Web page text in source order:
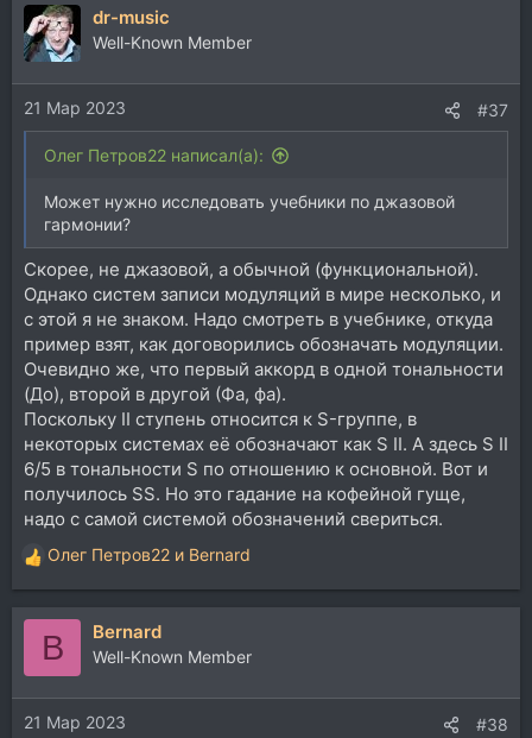
dr-music
Well-Known Member
21 Мар 2023 #37
Олег Петров22 написал(а):
Может нужно исследовать учебники по джазовой
гармонии?
Скорее, не джазовой, а обычной (функциональной).
Однако систем записи модуляций в мире несколько, и
с этой я не знаком. Надо смотреть в учебнике, откуда
пример взят, как договорились обозначать модуляции.
Очевидно же, что первый аккорд в одной тональности
(До), второй в другой (Фа, фа).
Поскольку II ступень относится к S-группе, в
некоторых системах её обозначают как S II. А здесь S II
6/5 в тональности S по отношению к основной. Вот и
получилось SS. Но это гадание на кофейной гуще,
надо с самой системой обозначений свериться.
Р
е
а
и
и
:
Олег Петров22 и Bernard
B Bernard
Well-Known Member
21 Мар 2023 #38